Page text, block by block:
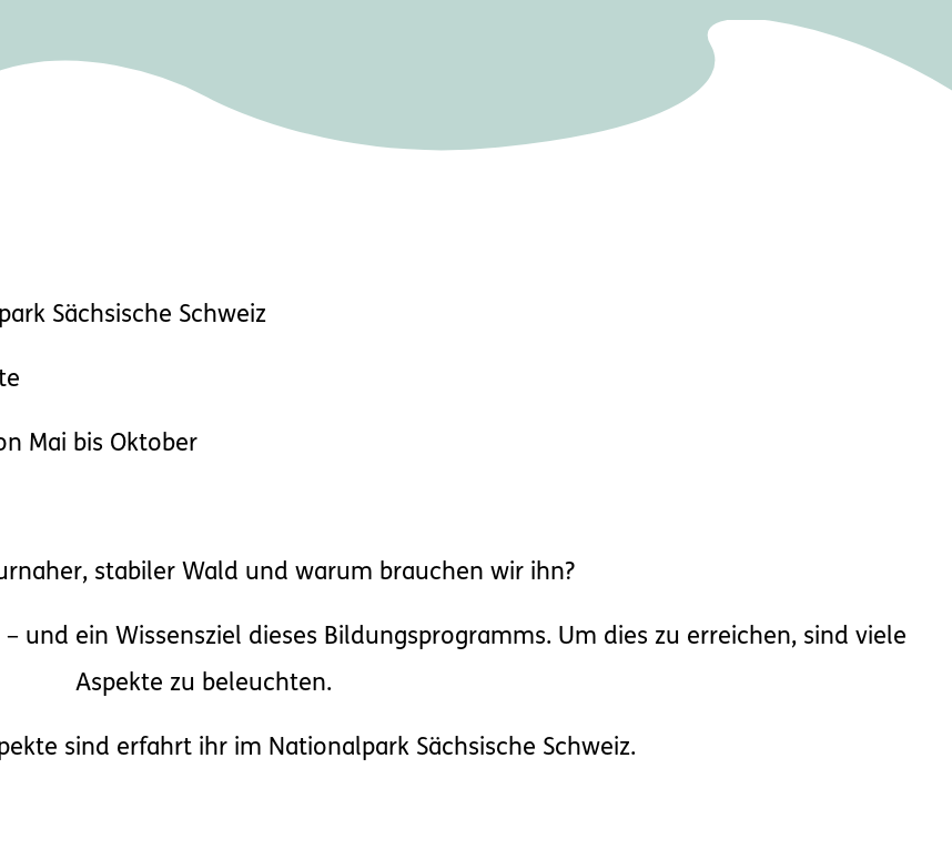
Schweiz
bis Oktober
stabiler Wald und warum brauchen wir ihn?
und ein Wissensziel dieses Bildungsprogramms. Um dies zu erreichen, sind viele
Aspekte zu beleuchten.
sind erfahrt ihr im Nationalpark Sächsische Schweiz.